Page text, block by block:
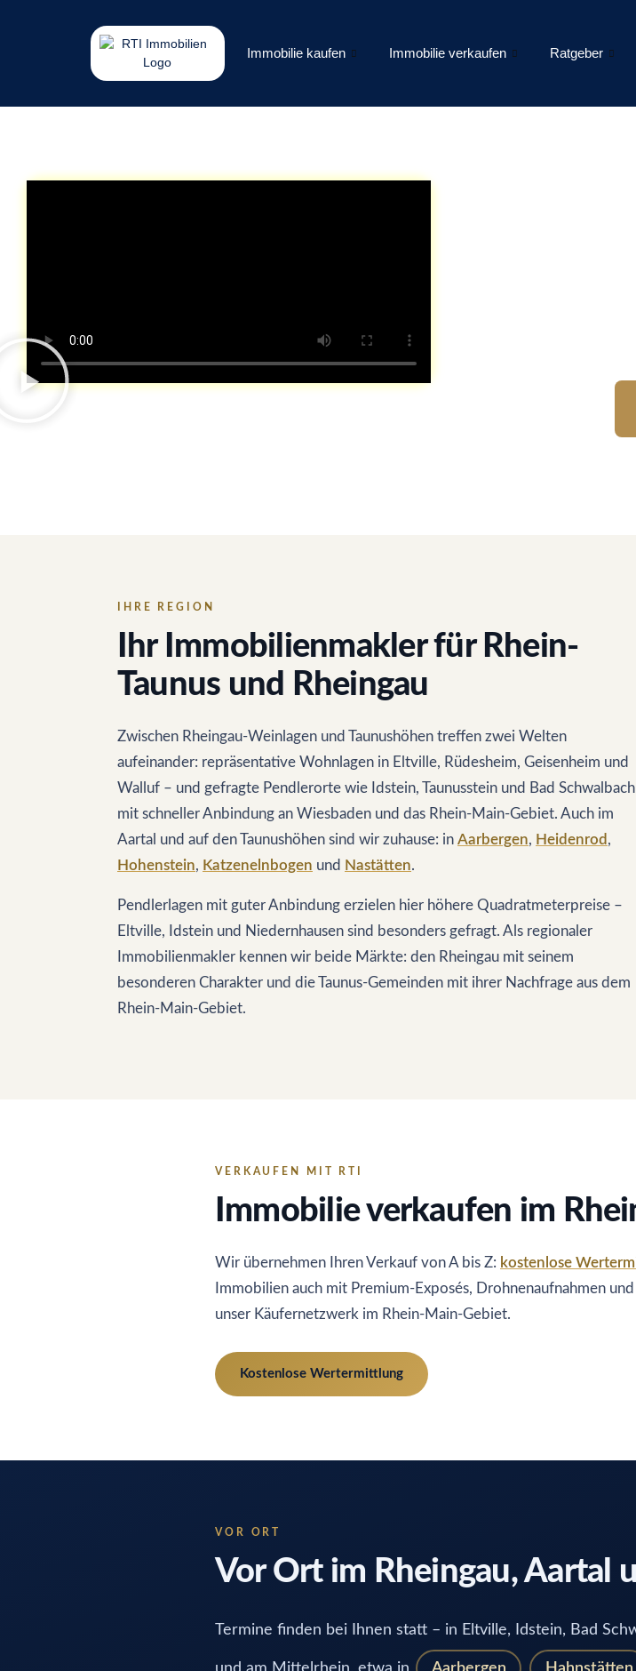
Immobilie kaufen Immobilie verkaufen Ratgeber
IHRE REGION
Ihr Immobilienmakler für Rhein-
Taunus und Rheingau
Zwischen Rheingau-Weinlagen und Taunushöhen treffen zwei Welten
aufeinander: repräsentative Wohnlagen in Eltville, Rüdesheim, Geisenheim und
Walluf – und gefragte Pendlerorte wie Idstein, Taunusstein und Bad Schwalbach
mit schneller Anbindung an Wiesbaden und das Rhein-Main-Gebiet. Auch im
Aartal und auf den Taunushöhen sind wir zuhause: in Aarbergen, Heidenrod ,
Hohenstein, Katzenelnbogen und Nastätten.
Pendlerlagen mit guter Anbindung erzielen hier höhere Quadratmeterpreise –
Eltville, Idstein und Niedernhausen sind besonders gefragt. Als regionaler
Immobilienmakler kennen wir beide Märkte: den Rheingau mit seinem
besonderen Charakter und die Taunus-Gemeinden mit ihrer Nachfrage aus dem
Rhein-Main-Gebiet.
VERKAUFEN MIT RTI
Immobilie verkaufen im
Wir übernehmen Ihren Verkauf von A bis Z: kostenlose
Immobilien auch mit Premium-Exposés, Drohnenaufnahmen
unser Käufernetzwerk im Rhein-Main-Gebiet.
Kostenlose Wertermittlung
VOR ORT
Vor Ort im Rheingau, Aartal
Termine finden bei Ihnen statt – in Eltville, Idstein, Bad